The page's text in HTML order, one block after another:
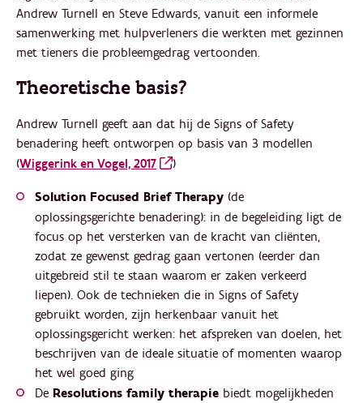
Andrew Turnell en Steve Edwards, vanuit een informele
samenwerking met hulpverleners die werkten met gezinnen
met tieners die probleemgedrag vertoonden.
Theoretische basis?
Andrew Turnell geeft aan dat hij de Signs of Safety
benadering heeft ontworpen op basis van 3 modellen
(Wiggerink en Vogel, 2017 )
Solution Focused Brief Therapy (de
oplossingsgerichte benadering): in de begeleiding ligt de
focus op het versterken van de kracht van cliënten,
zodat ze gewenst gedrag gaan vertonen (eerder dan
uitgebreid stil te staan waarom er zaken verkeerd
liepen). Ook de technieken die in Signs of Safety
gebruikt worden, zijn herkenbaar vanuit het
oplossingsgericht werken: het afspreken van doelen, het
beschrijven van de ideale situatie of momenten waarop
het wel goed ging
De Resolutions family therapie biedt mogelijkheden